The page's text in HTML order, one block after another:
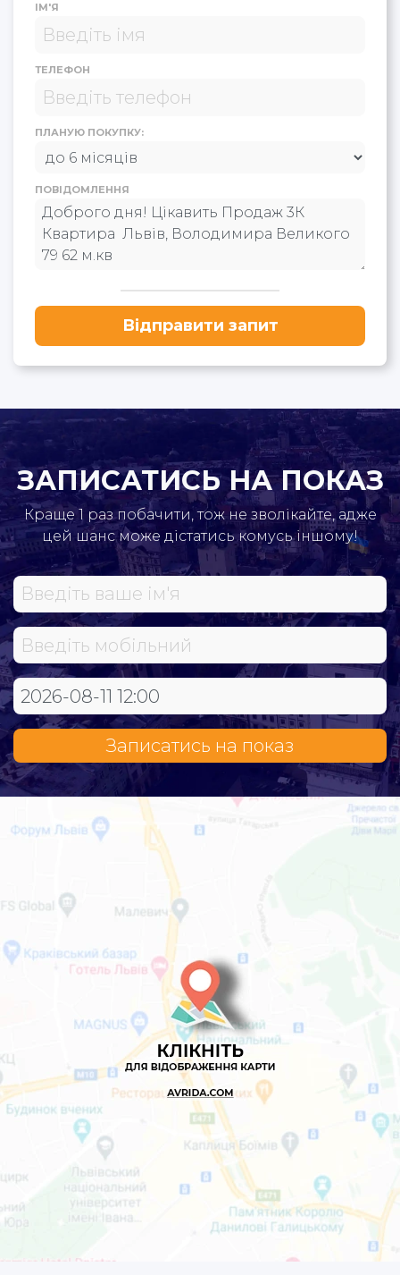
ІМ'Я
ТЕЛЕФОН
ПЛАНУЮ ПОКУПКУ:
ПОВІДОМЛЕННЯ
Відправити запит
ЗАПИСАТИСЬ НА ПОКАЗ
Краще 1 раз побачити, тож не зволікайте, адже
цей шанс може дістатись комусь іншому!
Записатись на показ